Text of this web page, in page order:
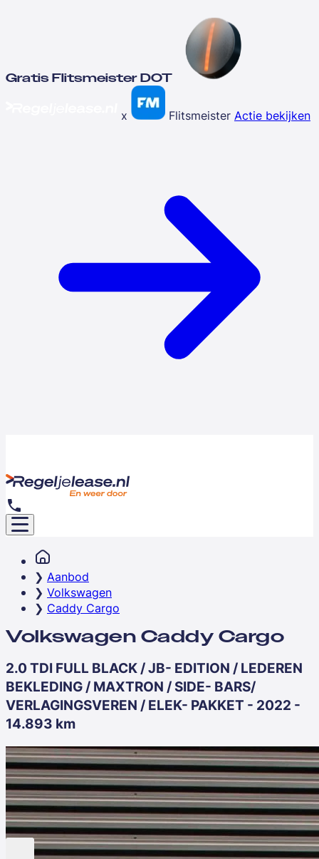
Gratis Flitsmeister DOT
x Flitsmeister Actie bekijken
Aanbod
Volkswagen
Caddy Cargo
Volkswagen Caddy Cargo
2.0 TDI FULL BLACK / JB- EDITION / LEDEREN
BEKLEDING / MAXTRON / SIDE- BARS/
VERLAGINGSVEREN / ELEK- PAKKET - 2022 -
14.893 km